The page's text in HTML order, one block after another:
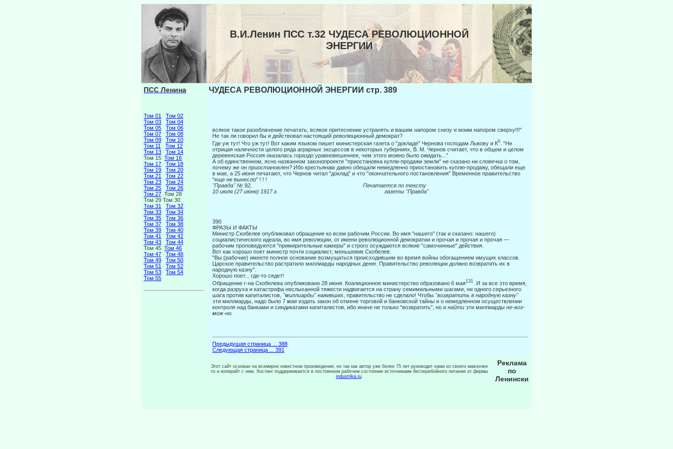
В.И.Ленин ПСС т.32 ЧУДЕСА РЕВОЛЮЦИОННОЙ
ЭНЕРГИИ
ПСС Ленина
Том 01
Том 02
Том 03
Том 04
Том 05
Том 06
Том 07
Том 08
Том 09
Том 10
Том 11
Том 12
Том 13
Том 14
Том 15 Том 16
Том 17
Том 18
Том 19
Том 20
Том 21
Том 22
Том 23
Том 24
Том 25
Том 26
Том 27 Том 28
Том 29 Том 30
Том 31
Том 32
Том 33
Том 34
Том 35
Том 36
Том 37
Том 38
Том 39
Том 40
Том 41
Том 42
Том 43
Том 44
Том 45 Том 46
Том 47
Том 48
Том 49
Том 50
Том 51
Том 52
Том 53
Том 54
Том 55
ЧУДЕСА РЕВОЛЮЦИОННОЙ ЭНЕРГИИ стр. 389
всякое такое разоблачение печатать, всякое притеснение устранять и вашим напором снизу и моим напором сверху!!!"
Не так ли говорил бы и действовал настоящий рево­люционный демократ?
Где уж тут! Что уж тут! Вот каким языком пишет министерская газета о "докладе" Чернова господам Львову и К0 . "Не
отрицая наличности целого ряда аграрных эксцес­сов в некоторых губерниях, В. М. Чернов считает, что в общем и целом
деревенская Россия оказалась гораздо уравновешеннее, чем этого можно было ожидать..."
А об единственном, ясно названном законопроекте "приостановка купли-продажи земли" не сказано ни словечка о том,
почему же он приостановлен? Ибо крестьянам давно обещали немедленно приостановить куплю-продажу, обещали еще
в мае, а 25 июня печатают, что Чернов читал "доклад" и что "окончательного постановления" Временное правительство
"еще не вынесло" ! ! !
"Правда" № 92, Печатается по тексту
10 июля (27 июня) 1917 г. газеты "Правда"
390
ФРАЗЫ И ФАКТЫ
Министр Скобелев опубликовал обращение ко всем рабочим России. Во имя "наше­го" (так и сказано: нашего)
социалистического идеала, во имя революции, от имени ре­волюционной демократии и прочая и прочая и прочая —
рабочим проповедуются "примирительные камеры" и строго осуждаются всякие "самочинные" действия.
Вот как хорошо поет министр почти социалист, меньшевик Скобелев:
"Вы (рабочие) имеете полное основание возмущаться происходившим во время войны обогащением имущих классов.
Царское правительство растратило миллиарды народных денег. Правительство рево­люции должно возвратить их в
народную казну".
Хорошо поет... где-то сядет!
Обращение г-на Скобелева опубликовано 28 июня. Коалиционное министерство об­разовано 6 мая131
. И за все это время,
когда разруха и катастрофа неслыханной тяжести надвигается на страну семимильными шагами, ни одного серьезного
шага против капи­талистов, "миллиарды"наживших, правительство не сделало! Чтобы "возвратить в народную казну"
эти миллиарды, надо было 7 мая издать закон об отмене торговой и банковской тайны и о немедленном осуществлении
контроля над банками и синдика­тами капиталистов, ибо иначе не только "возвратить", но и найти эти миллиарды не-воз-
мож-но.
Предыдущая страница ... 388
Следующая страница ... 391
Этот сайт основан на всемирно известном произведении, но так как автор уже более 75 лет руководит нами из своего мавзолея
то и копирайт с ним. Хостинг поддерживается в постоянном рабочем состоянии источниками бесперебойного питания от фирмы
industrika.ru.
Реклама
по
Ленински